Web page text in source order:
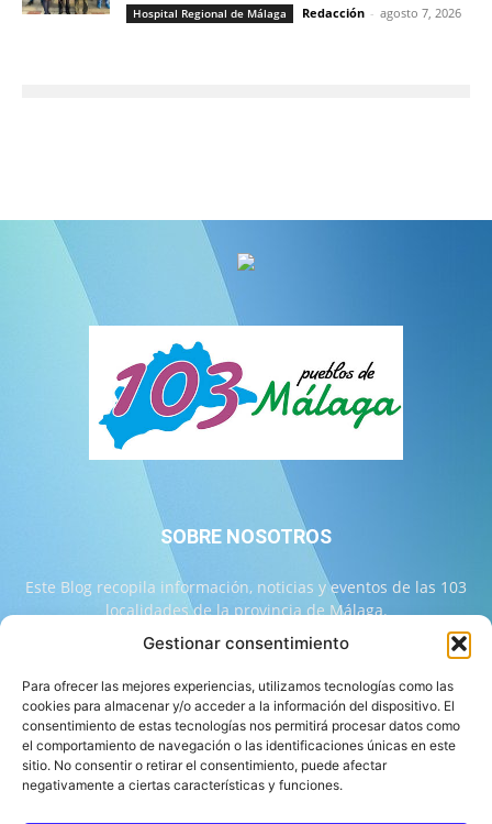
Gestionar consentimiento
Para ofrecer las mejores experiencias, utilizamos tecnologías como las
cookies para almacenar y/o acceder a la información del dispositivo. El
consentimiento de estas tecnologías nos permitirá procesar datos como
el comportamiento de navegación o las identificaciones únicas en este
sitio. No consentir o retirar el consentimiento, puede afectar
negativamente a ciertas características y funciones.
Hospital Regional de Málaga Redacción - agosto 7, 2026
SOBRE NOSOTROS
Este Blog recopila información, noticias y eventos de las 103
localidades de la provincia de Málaga.
Contáctanos: info@103malaga.com
SÍGUENOS